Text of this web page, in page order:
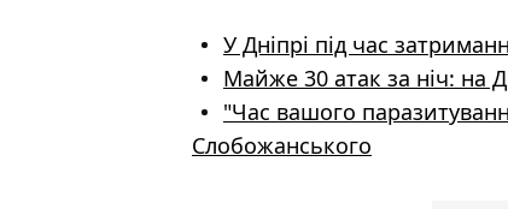
У Дніпрі під час
Майже 30 атак за ніч: на
"Час вашого
Слобожанського